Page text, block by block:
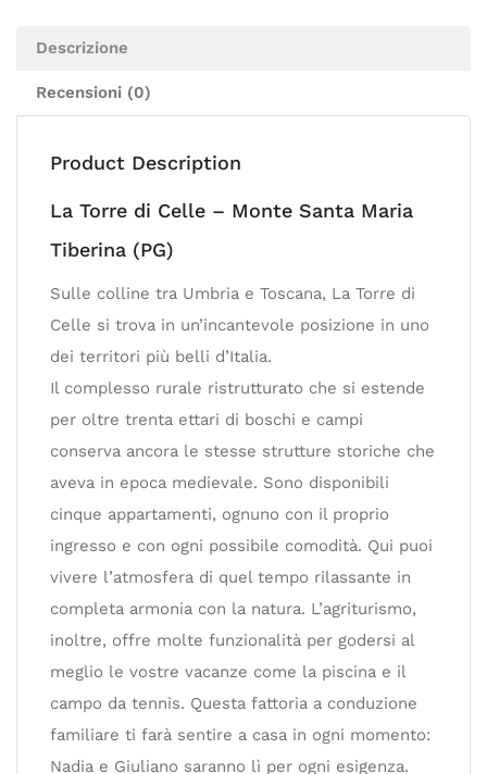
Descrizione
Recensioni (0)
Product Description
La Torre di Celle – Monte Santa Maria
Tiberina (PG)
Sulle colline tra Umbria e Toscana, La Torre di
Celle si trova in un’incantevole posizione in uno
dei territori più belli d’Italia.
Il complesso rurale ristrutturato che si estende
per oltre trenta ettari di boschi e campi
conserva ancora le stesse strutture storiche che
aveva in epoca medievale. Sono disponibili
cinque appartamenti, ognuno con il proprio
ingresso e con ogni possibile comodità. Qui puoi
vivere l’atmosfera di quel tempo rilassante in
completa armonia con la natura. L’agriturismo,
inoltre, offre molte funzionalità per godersi al
meglio le vostre vacanze come la piscina e il
campo da tennis. Questa fattoria a conduzione
familiare ti farà sentire a casa in ogni momento:
Nadia e Giuliano saranno lì per ogni esigenza.